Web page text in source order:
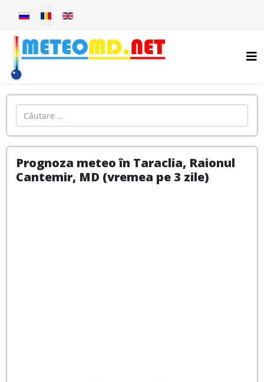
Selectați limba dvs
Introdu localitatea:
Prognoza meteo în Taraclia, Raionul
Cantemir, MD (vremea pe 3 zile)